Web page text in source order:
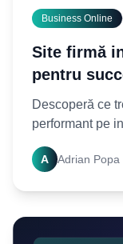
Business Online
Site firmă
pentru
Descoperă ce
performant pe
A Adrian Popa